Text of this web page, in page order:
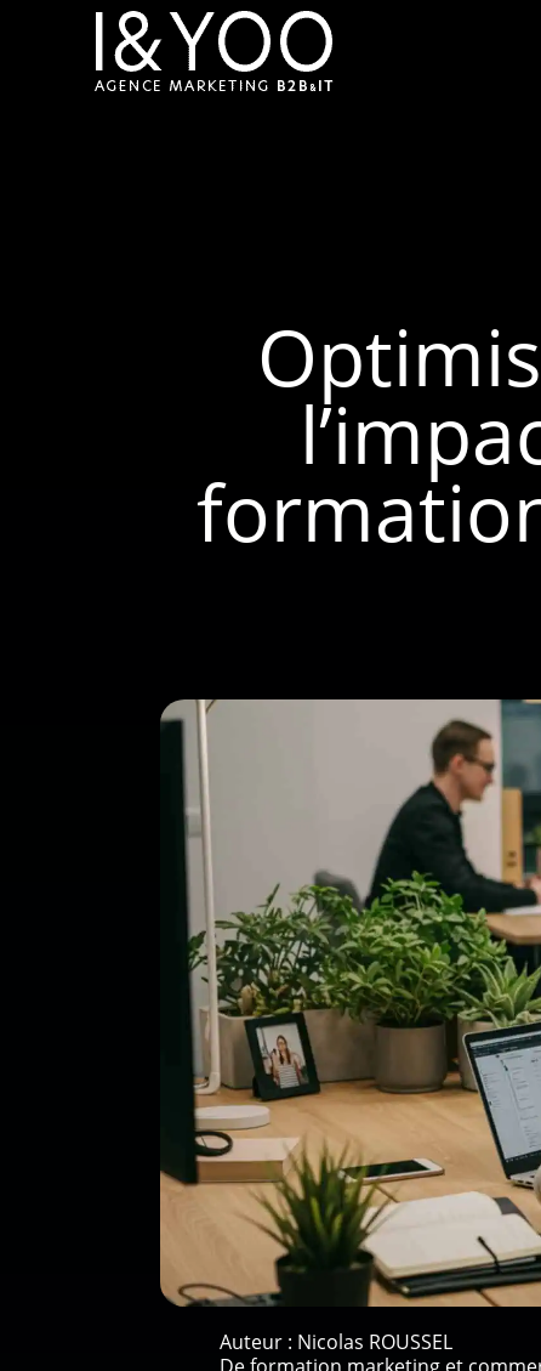
Auteur : Nicolas ROUSSEL